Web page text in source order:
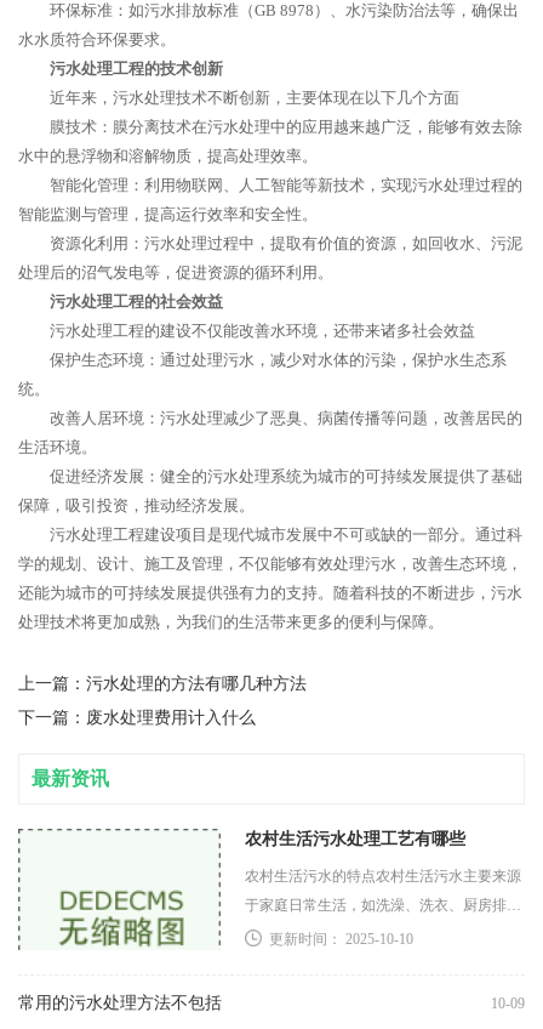
环保标准：如污水排放标准（GB 8978）、水污染防治法等，确保出
水水质符合环保要求。
污水处理工程的技术创新
近年来，污水处理技术不断创新，主要体现在以下几个方面
膜技术：膜分离技术在污水处理中的应用越来越广泛，能够有效去除
水中的悬浮物和溶解物质，提高处理效率。
智能化管理：利用物联网、人工智能等新技术，实现污水处理过程的
智能监测与管理，提高运行效率和安全性。
资源化利用：污水处理过程中，提取有价值的资源，如回收水、污泥
处理后的沼气发电等，促进资源的循环利用。
污水处理工程的社会效益
污水处理工程的建设不仅能改善水环境，还带来诸多社会效益
保护生态环境：通过处理污水，减少对水体的污染，保护水生态系
统。
改善人居环境：污水处理减少了恶臭、病菌传播等问题，改善居民的
生活环境。
促进经济发展：健全的污水处理系统为城市的可持续发展提供了基础
保障，吸引投资，推动经济发展。
污水处理工程建设项目是现代城市发展中不可或缺的一部分。通过科
学的规划、设计、施工及管理，不仅能够有效处理污水，改善生态环境，
还能为城市的可持续发展提供强有力的支持。随着科技的不断进步，污水
处理技术将更加成熟，为我们的生活带来更多的便利与保障。
上一篇： 污水处理的方法有哪几种方法
下一篇： 废水处理费用计入什么
最新资讯
农村生活污水处理工艺有哪些
农村生活污水的特点农村生活污水主要来源
于家庭日常生活，如洗澡、洗衣、厨房排水
等。其特点主要包括水量波动大：受季节和
更新时间： 2025-10-10
常用的污水处理方法不包括 10-09